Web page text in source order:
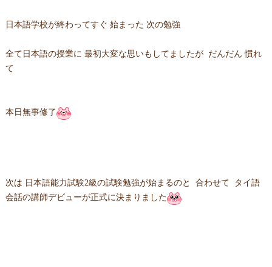
日本語学校が終わってすぐ 始まった 次の勉強
全て日本語の授業に 最初大変な思いもしてましたが だんだん 慣れ
て
本日無事修了
次は 日本語能力試験2級の試験勉強が始まるのと 合わせて タイ語
会話の講師デビューが正式に決まりました